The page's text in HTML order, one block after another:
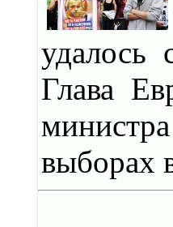
удалось
Глава
выборах